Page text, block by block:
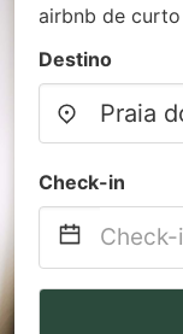
airbnb de
Destino
Check-in